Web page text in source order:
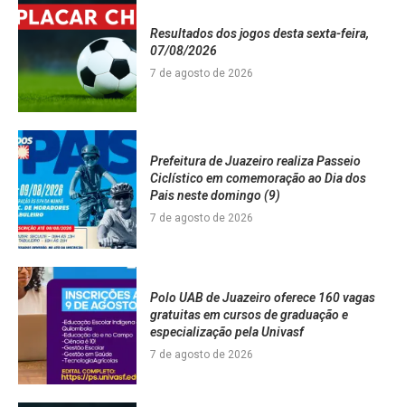
Resultados dos jogos desta sexta-feira,
07/08/2026
7 de agosto de 2026
Prefeitura de Juazeiro realiza Passeio
Ciclístico em comemoração ao Dia dos
Pais neste domingo (9)
7 de agosto de 2026
Polo UAB de Juazeiro oferece 160 vagas
gratuitas em cursos de graduação e
especialização pela Univasf
7 de agosto de 2026